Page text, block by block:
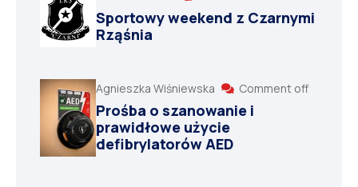
Sportowy weekend z Czarnymi
Rząśnia
Agnieszka Wiśniewska Comment off
Prośba o szanowanie i
prawidłowe użycie
defibrylatorów AED